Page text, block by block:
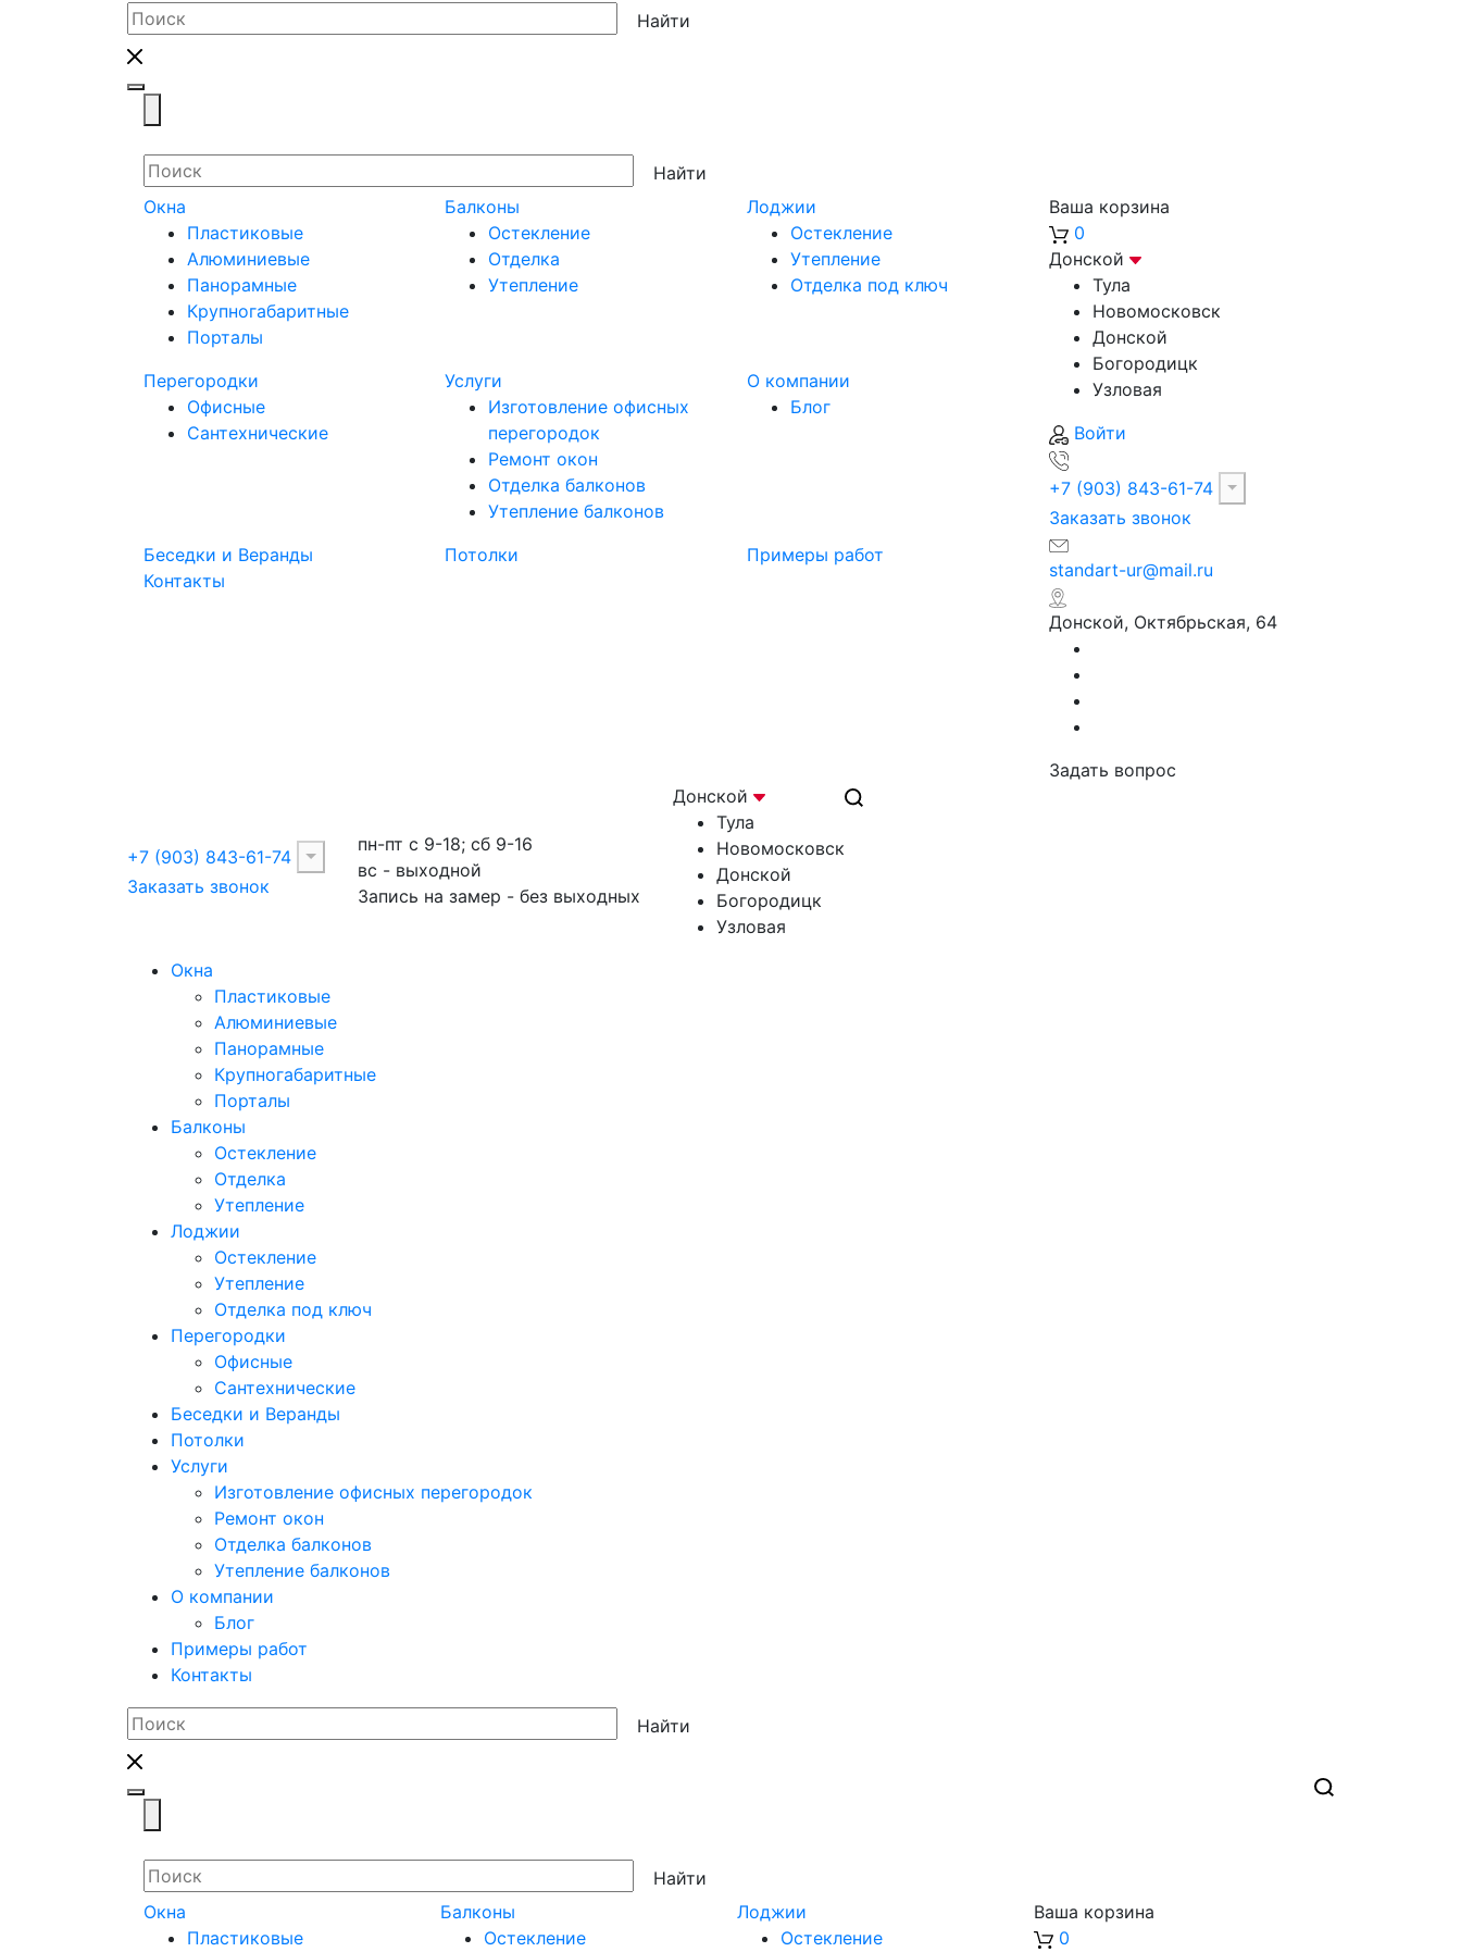
Найти
Toggle navigation
Найти
Окна
Пластиковые
Алюминиевые
Панорамные
Крупногабаритные
Порталы
Балконы
Остекление
Отделка
Утепление
Лоджии
Остекление
Утепление
Отделка под ключ
Перегородки
Офисные
Сантехнические
Услуги
Изготовление офисных
перегородок
Ремонт окон
Отделка балконов
Утепление балконов
О компании
Блог
Беседки и Веранды Потолки
Примеры работ
Контакты
Ваша корзина
0
Донской
Тула
Новомосковск
Донской
Богородицк
Узловая
Войти
+7 (903) 843-61-74
Заказать звонок
standart-ur@mail.ru
Донской, Октябрьская, 64
Задать вопрос
+7 (903) 843-61-74
Заказать звонок
пн-пт с 9-18; сб 9-16
вс - выходной
Запись на замер - без выходных
Донской
Тула
Новомосковск
Донской
Богородицк
Узловая
Окна
Пластиковые
Алюминиевые
Панорамные
Крупногабаритные
Порталы
Балконы
Остекление
Отделка
Утепление
Лоджии
Остекление
Утепление
Отделка под ключ
Перегородки
Офисные
Сантехнические
Беседки и Веранды
Потолки
Услуги
Изготовление офисных перегородок
Ремонт окон
Отделка балконов
Утепление балконов
О компании
Блог
Примеры работ
Контакты
Найти
Toggle navigation
Найти
Окна
Пластиковые
Балконы
Остекление
Лоджии
Остекление
Ваша корзина
0